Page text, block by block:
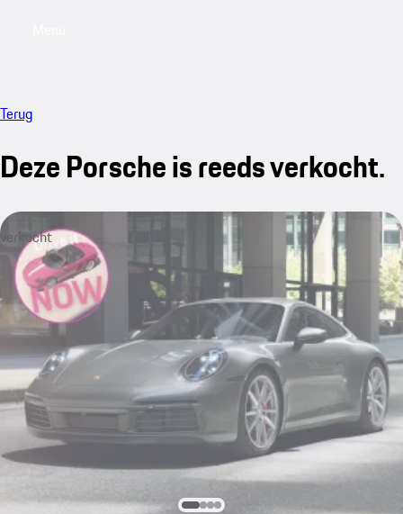
Terug
Deze Porsche is reeds verkocht.
verkocht